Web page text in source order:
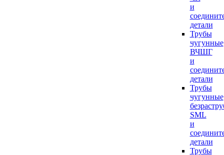
и
детали
Трубы
чугунные
ВЧШГ
и
детали
Трубы
чугунные
SML
и
детали
Трубы